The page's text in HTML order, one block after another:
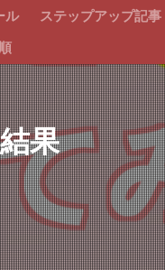
ル ステップアップ記事
果